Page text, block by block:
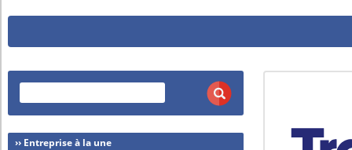
›› Entreprise à la une